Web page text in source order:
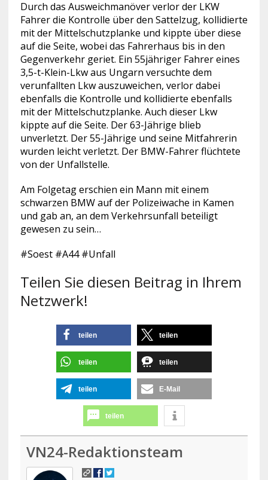
Durch das Ausweichmanöver verlor der LKW
Fahrer die Kontrolle über den Sattelzug, kollidierte
mit der Mittelschutzplanke und kippte über diese
auf die Seite, wobei das Fahrerhaus bis in den
Gegenverkehr geriet. Ein 55jähriger Fahrer eines
3,5-t-Klein-Lkw aus Ungarn versuchte dem
verunfallten Lkw auszuweichen, verlor dabei
ebenfalls die Kontrolle und kollidierte ebenfalls
mit der Mittelschutzplanke. Auch dieser Lkw
kippte auf die Seite. Der 63-Jährige blieb
unverletzt. Der 55-Jährige und seine Mitfahrerin
wurden leicht verletzt. Der BMW-Fahrer flüchtete
von der Unfallstelle.
Am Folgetag erschien ein Mann mit einem
schwarzen BMW auf der Polizeiwache in Kamen
und gab an, an dem Verkehrsunfall beteiligt
gewesen zu sein…
#Soest #A44 #Unfall
Teilen Sie diesen Beitrag in Ihrem
Netzwerk!
teilen teilen
teilen teilen
teilen E-Mail
teilen
VN24-Redaktionsteam